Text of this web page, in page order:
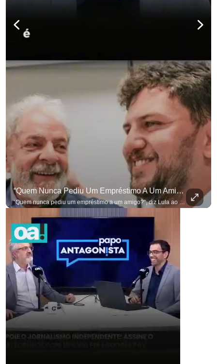
“Quem Nunca Pediu Um Empréstimo A Um Amigo?”, Diz Lula Ao Defender Seu Ex-Chefe De Gabinete
“Quem nunca pediu um empréstimo a um amigo?”, diz Lula ao defender seu ex-chefe de gabinete Marcola, que recebeu R$ 249 mil de uma empresa ligada a uma amiga de Lulinha. #OAntagonista Se você busca informação com credibilidade, inscreva-se agora e ative o
para não perder